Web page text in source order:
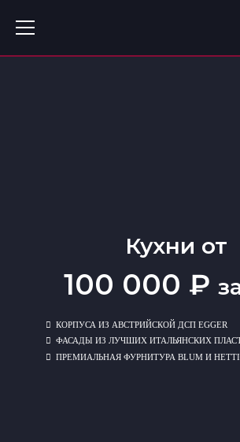
Кухни от
100 000 ₽
КОРПУСА ИЗ АВСТРИЙСКОЙ ДСП EGGER
ФАСАДЫ ИЗ ЛУЧШИХ ИТАЛЬЯНСКИХ
ПРЕМИАЛЬНАЯ ФУРНИТУРА BLUM И